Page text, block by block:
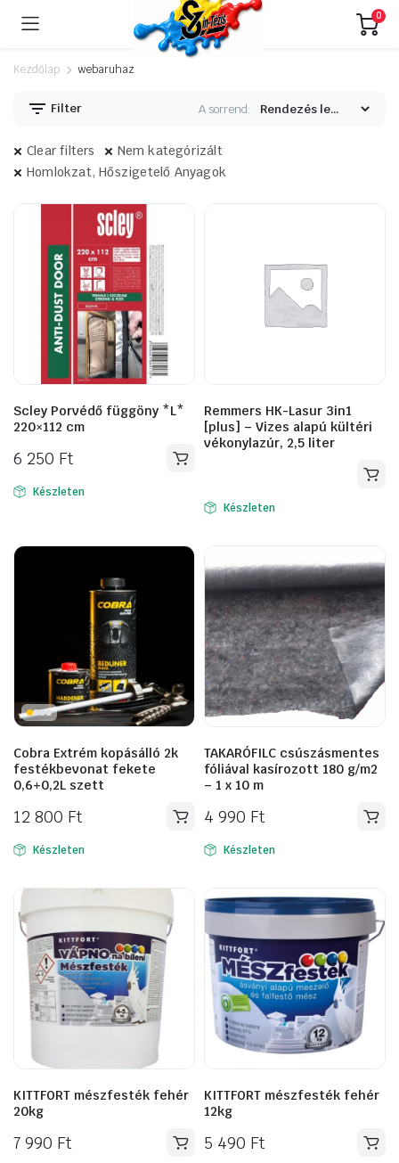
0
Kezdőlap webaruhaz
Filter A sorrend:
Clear filters
Nem kategórizált
Homlokzat, Hőszigetelő Anyagok
Scley Porvédő függöny *L*
220×112 cm
6 250 Ft
Készleten
Remmers HK-Lasur 3in1
[plus] – Vizes alapú kültéri
vékonylazúr, 2,5 liter
Készleten
Cobra Extrém kopásálló 2k
festékbevonat fekete
0,6+0,2L szett
12 800 Ft
Készleten
TAKARÓFILC csúszásmentes
fóliával kasírozott 180 g/m2
– 1 x 10 m
4 990 Ft
Készleten
KITTFORT mészfesték fehér
20kg
7 990 Ft
KITTFORT mészfesték fehér
12kg
5 490 Ft